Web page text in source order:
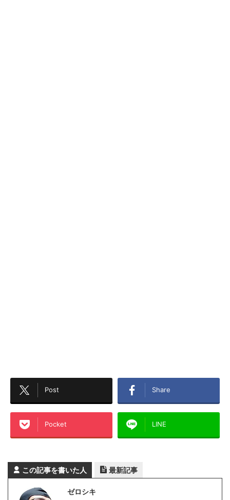
Post Share
Pocket LINE
この記事を書いた人 最新記事
ゼロシキ